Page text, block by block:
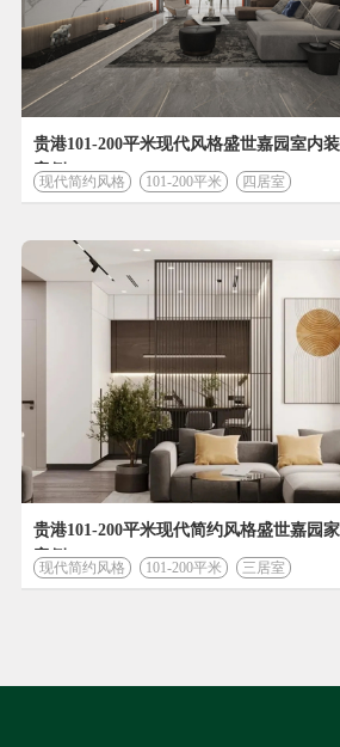
贵港101-200平米现代风格盛世嘉园室内
案例
现代简约风格 101-200平米 四居室
贵港101-200平米现代简约风格盛世嘉园
案例
现代简约风格 101-200平米 三居室
78097
设计费 (元)
38105
材料费 (元)
*装修预算会根据实际